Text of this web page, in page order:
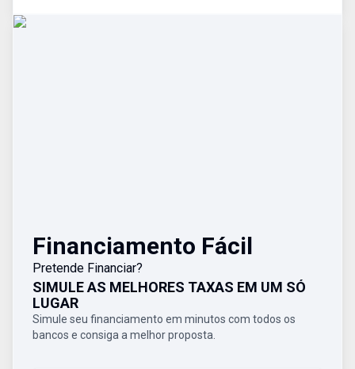
Financiamento Fácil
Pretende Financiar?
SIMULE AS MELHORES TAXAS EM UM SÓ
LUGAR
Simule seu financiamento em minutos com todos os
bancos e consiga a melhor proposta.